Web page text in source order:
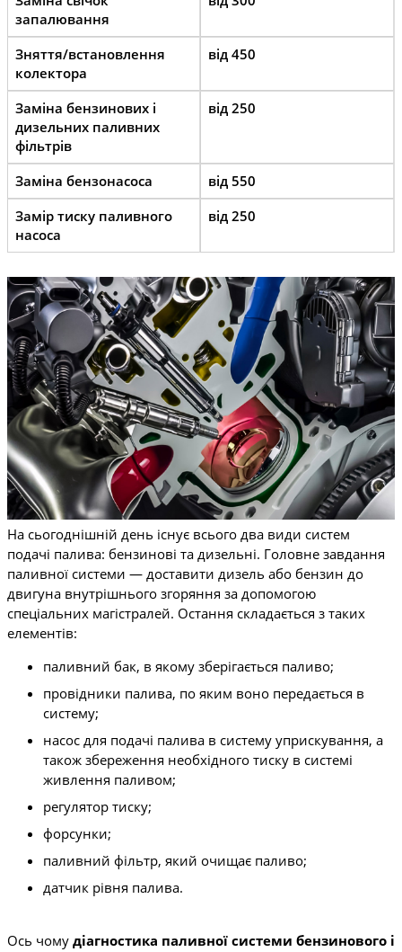
запалювання
Зняття/встановлення
колектора
від 450
Заміна бензинових і
дизельних паливних
фільтрів
від 250
Заміна бензонасоса
від 550
Замір тиску паливного
насоса
від 250
На сьогоднішній день існує всього два види систем
подачі палива: бензинові та дизельні. Головне завдання
паливної системи — доставити дизель або бензин до
двигуна внутрішнього згоряння за допомогою
спеціальних магістралей. Остання складається з таких
елементів:
паливний бак, в якому зберігається паливо;
провідники палива, по яким воно передається в
систему;
насос для подачі палива в систему уприскування, а
також збереження необхідного тиску в системі
живлення паливом;
регулятор тиску;
форсунки;
паливний фільтр, який очищає паливо;
датчик рівня палива.
Ось чому діагностика паливної системи бензинового і